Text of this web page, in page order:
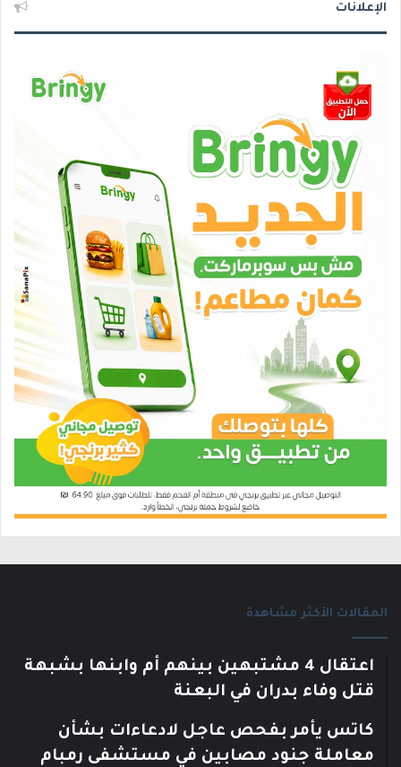
الإعلانات
المقالات الأكثر مشاهدة
اعتقال 4 مشتبهين بينهم أم وابنها بشبهة
قتل وفاء بدران في البعنة
كاتس يأمر بفحص عاجل لادعاءات بشأن
معاملة جنود مصابين في مستشفى رمبام